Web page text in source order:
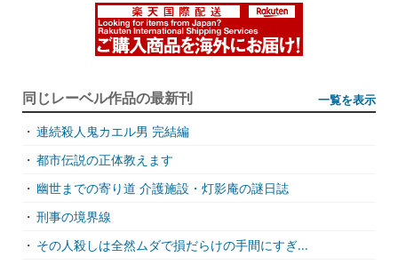
同じレーベル作品の最新刊 一覧を表示
・ 連続殺人鬼カエル男 完結編
・ 都市伝説の正体教えます
・ 幽世までの寄り道 介護施設・灯影庵の謎日誌
・ 刑事の境界線
・ その人殺しは全然ムダで損だらけの手間にすぎ...